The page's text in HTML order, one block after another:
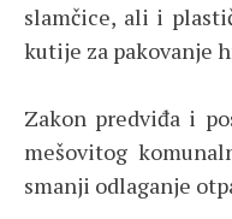
slamčice, ali i
kutije za pakovanje
Zakon predviđa i
mešovitog
smanji odlaganje